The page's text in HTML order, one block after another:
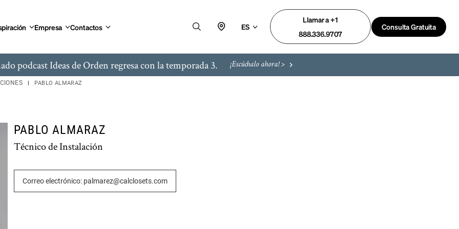
Empresa Contactos ES
Llamar a +1
888.336.9707
Consulta Gratuita
podcast Ideas de Orden regresa con la temporada 3. ¡Escúchalo ahora! >
PABLO ALMARAZ
PABLO ALMARAZ
Técnico de Instalación
Correo electrónico: palmarez@calclosets.com